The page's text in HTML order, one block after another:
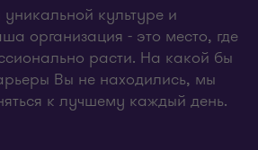
культуре и
организация - это место, где
расти. На какой бы
Вы не находились, мы
к лучшему каждый день.